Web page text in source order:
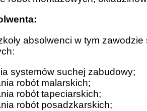
absolwenci w tym
systemów suchej zabudowy;
robót malarskich;
robót tapeciarskich;
robót posadzkarskich;